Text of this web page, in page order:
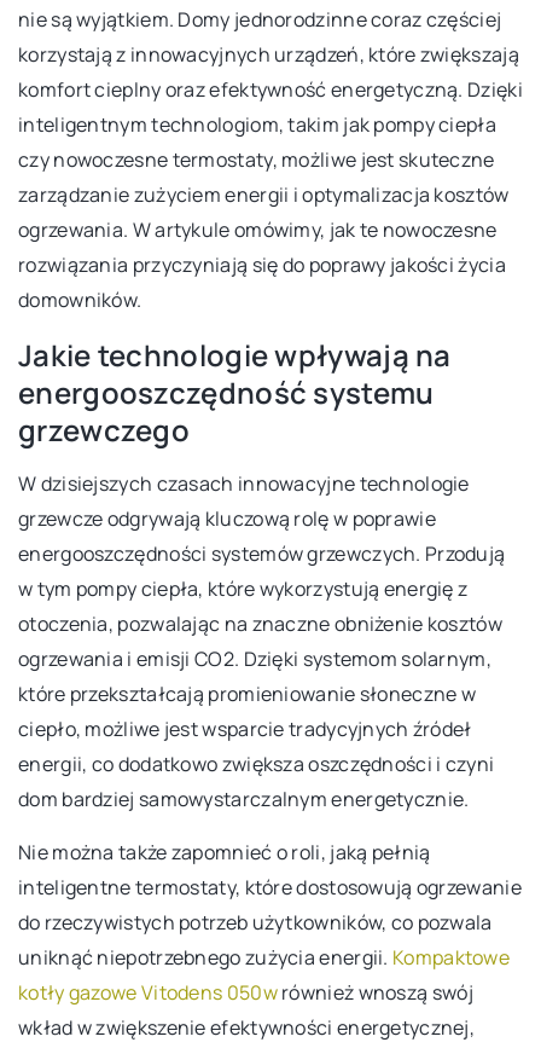
nie są wyjątkiem. Domy jednorodzinne coraz częściej
korzystają z innowacyjnych urządzeń, które zwiększają
komfort cieplny oraz efektywność energetyczną. Dzięki
inteligentnym technologiom, takim jak pompy ciepła
czy nowoczesne termostaty, możliwe jest skuteczne
zarządzanie zużyciem energii i optymalizacja kosztów
ogrzewania. W artykule omówimy, jak te nowoczesne
rozwiązania przyczyniają się do poprawy jakości życia
domowników.
Jakie technologie wpływają na
energooszczędność systemu
grzewczego
W dzisiejszych czasach innowacyjne technologie
grzewcze odgrywają kluczową rolę w poprawie
energooszczędności systemów grzewczych. Przodują
w tym pompy ciepła, które wykorzystują energię z
otoczenia, pozwalając na znaczne obniżenie kosztów
ogrzewania i emisji CO2. Dzięki systemom solarnym,
które przekształcają promieniowanie słoneczne w
ciepło, możliwe jest wsparcie tradycyjnych źródeł
energii, co dodatkowo zwiększa oszczędności i czyni
dom bardziej samowystarczalnym energetycznie.
Nie można także zapomnieć o roli, jaką pełnią
inteligentne termostaty, które dostosowują ogrzewanie
do rzeczywistych potrzeb użytkowników, co pozwala
uniknąć niepotrzebnego zużycia energii. Kompaktowe
kotły gazowe Vitodens 050wrównież wnoszą swój
wkład w zwiększenie efektywności energetycznej,